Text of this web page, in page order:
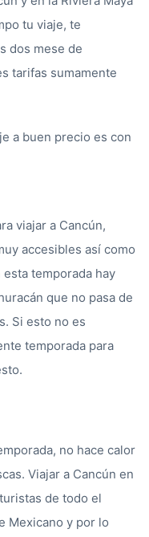
tu viaje, te
dos mese de
tarifas sumamente
a buen precio es con
viajar a Cancún,
accesibles así como
temporada hay
que no pasa de
Si esto no es
temporada para
no hace calor
Viajar a Cancún en
de todo el
Mexicano y por lo